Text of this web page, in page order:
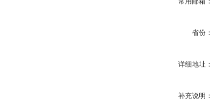
省份：
详细地址：
补充说明：